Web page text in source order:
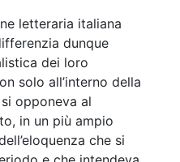
letteraria italiana
dunque
dei loro
solo all’interno della
opponeva al
in un più ampio
che si